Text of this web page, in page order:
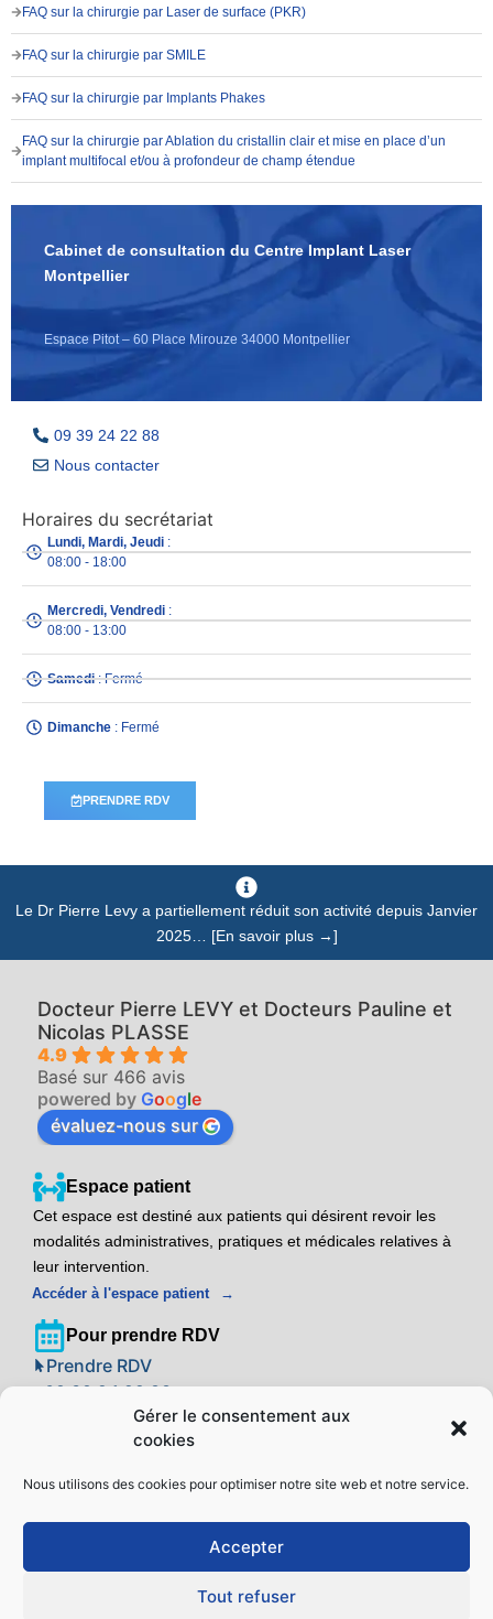
Gérer le consentement aux
cookies
Nous utilisons des cookies pour optimiser notre site web et notre service.
Accepter
Tout refuser
FAQ sur la chirurgie par Laser de surface (PKR)
FAQ sur la chirurgie par SMILE
FAQ sur la chirurgie par Implants Phakes
FAQ sur la chirurgie par Ablation du cristallin clair et mise en place d’un
implant multifocal et/ou à profondeur de champ étendue
Cabinet de consultation du Centre Implant Laser
Montpellier
Espace Pitot – 60 Place Mirouze 34000 Montpellier
09 39 24 22 88
Nous contacter
Horaires du secrétariat
Lundi, Mardi, Jeudi:
08:00 - 18:00
Mercredi, Vendredi:
08:00 - 13:00
Samedi: Fermé
Dimanche: Fermé
PRENDRE RDV
Le Dr Pierre Levy a partiellement réduit son activité depuis Janvier
2025… [En savoir plus →]
Docteur Pierre LEVY et Docteurs Pauline et
Nicolas PLASSE
4.9
Basé sur 466 avis
powered by Google
évaluez-nous sur
Espace patient
Cet espace est destiné aux patients qui désirent revoir les
modalités administratives, pratiques et médicales relatives à
leur intervention.
Accéder à l'espace patient
Pour prendre RDV
Prendre RDV
09 39 24 22 88
Adresse
Espace Pitot – 60 Place Mirouze
34000 Montpellier